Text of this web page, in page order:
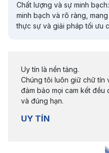
Chất lượng và sự minh
minh bạch và rõ ràng,
thực sự và giải pháp tối ưu
Uy tín là nền tảng.
Chúng tôi luôn giữ chữ tín
đảm bảo mọi cam kết
và đúng hạn.
UY TÍN